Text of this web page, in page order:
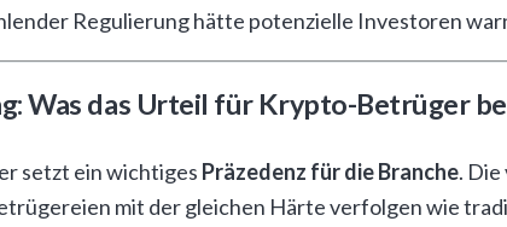
Regulierung hätte potenzielle Investoren
Was das Urteil für Krypto-Betrüger
setzt ein wichtiges Präzedenz für die Branche.
mit der gleichen Härte verfolgen wie